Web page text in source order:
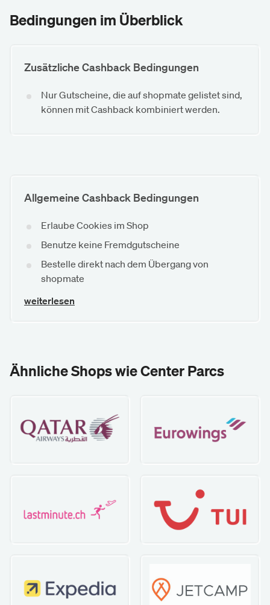
Bedingungen im Überblick
Zusätzliche Cashback Bedingungen
Nur Gutscheine, die auf shopmate gelistet sind,
können mit Cashback kombiniert werden.
Allgemeine Cashback Bedingungen
Erlaube Cookies im Shop
Benutze keine Fremdgutscheine
Bestelle direkt nach dem Übergang von
shopmate
weiterlesen
Ähnliche Shops wie Center Parcs